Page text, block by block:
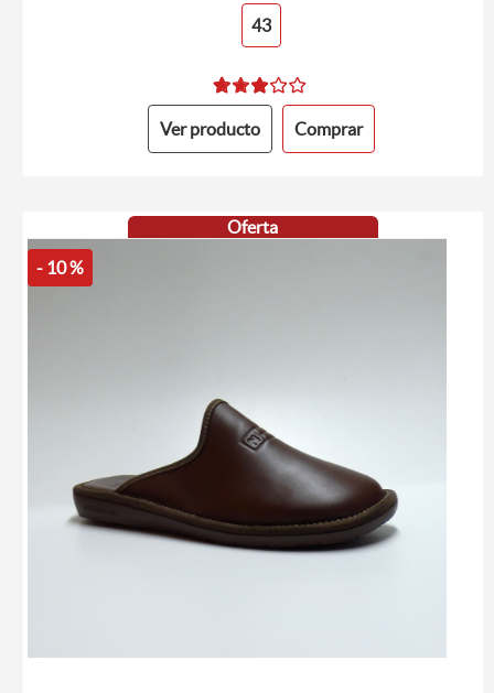
43
Ver producto Comprar
Oferta
- 10 %